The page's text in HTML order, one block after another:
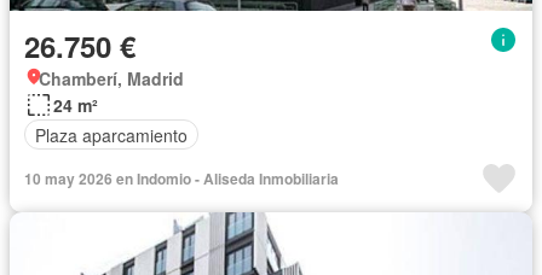
26.750 €
Chamberí, Madrid
24 m²
Plaza aparcamiento
10 may 2026 en Indomio - Aliseda Inmobiliaria